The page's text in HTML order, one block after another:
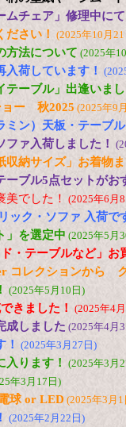
ムチェア」修理中にて
ださい！ (2025年10月
方法について (2025年
入荷しています！
テーブル」出逢いま
ー 秋2025 (2025年9
ミン）天板・テーブ
ファ入荷しました！
収納サイズ」お着物
ーブル5点セットが
でした！ (2025年6月
ック・ソファ 入荷で
」を選定中 (2025年5月
・テーブルなど」お
コレクションから
(2025年5月10日)
きました！ (2025年4
成しました (2025年4月
！ (2025年3月27日)
入ります！ (2025年3月
年3月17日)
球 or LED (2025年3月1
(2025年2月22日)